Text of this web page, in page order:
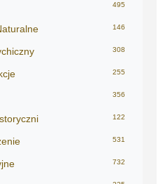
495
146
308
255
356
122
531
732